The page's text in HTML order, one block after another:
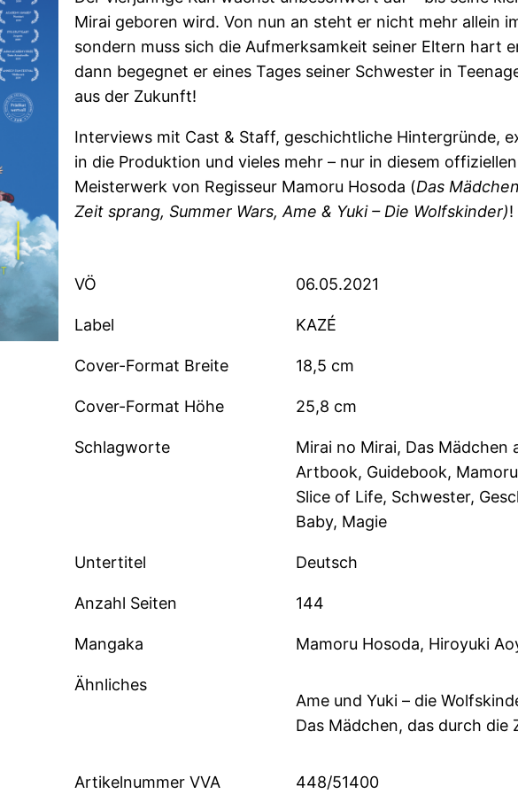
Mirai geboren wird. Von nun an steht er nicht mehr allein
sondern muss sich die Aufmerksamkeit seiner Eltern hart
dann begegnet er eines Tages seiner Schwester in
aus der Zukunft!
Interviews mit Cast & Staff, geschichtliche Hintergründe,
in die Produktion und vieles mehr – nur in diesem
Meisterwerk von Regisseur Mamoru Hosoda (Das
Zeit sprang, Summer Wars, Ame & Yuki – Die Wolfskinder)!
VÖ 06.05.2021
Label KAZÉ
Cover-Format Breite 18,5 cm
Cover-Format Höhe 25,8 cm
Schlagworte
Mirai no Mirai, Das Mädchen
Artbook, Guidebook,
Slice of Life, Schwester,
Baby, Magie
Untertitel Deutsch
Anzahl Seiten 144
Mangaka Mamoru Hosoda, Hiroyuki
Ähnliches
Ame und Yuki – die
Das Mädchen, das durch die
Artikelnummer VVA 448/51400